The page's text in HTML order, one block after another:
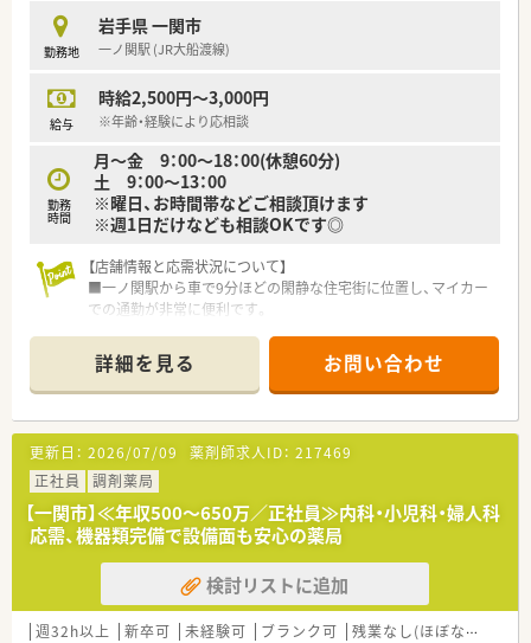
のある明るい職場の雰囲気があります。
■薬剤師会や医師会との連携も強く、地域医療における薬剤師の
役割を実感しながら働ける環境です。
勤務地
岩手県 一関市
一ノ関駅 (JR大船渡線)
給与
時給2,500円～3,000円
※年齢・経験により応相談
勤務
時間
月～金 9：00～18：00(休憩60分)
土 9：00～13：00
※曜日、お時間帯などご相談頂けます
※週1日だけなども相談OKです◎
【店舗情報と応需状況について】
■一ノ関駅から車で9分ほどの閑静な住宅街に位置し、マイカー
での通勤が非常に便利です。
3名体制で対応しています。
■薬剤師は常勤3名とパート1名が在籍しており、事務員も含め
チームワーク良く業務を行っています。
【法人特徴について】
■市内に3店舗を展開し、地域医療に深く根差した薬局運営を行
っている安定性の高い企業です。
■30代から40代の社員が中心となり、活気ある雰囲気の中で新
しい取り組みにも積極的です。
■医師会や薬剤師会との連携が強く、在宅医療への対応など地域
での役割を重視しています。
【求人情報について】
■曜日・時間も柔軟に相談可！週1日からでも勤務OKのパート求
詳細を見る お問い合わせ
更新日： 2026/07/09 薬剤師求人ID： 217469
正社員
調剤薬局
【一関市】≪年収500～650万／正社員≫内科・小児科・婦人科
応需、機器類完備で設備面も安心の薬局
検討リストに追加
週32h以上 新卒可 未経験可 ブランク可 残業なし(ほぼなし含む)